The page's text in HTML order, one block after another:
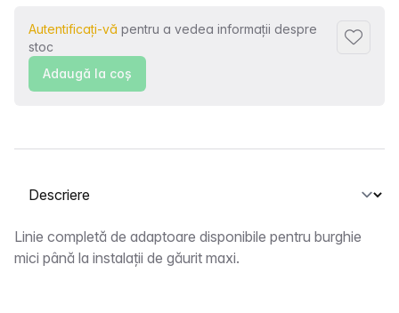
Autentificați-vă pentru a vedea informații despre
stoc
Adaugă la coş
Selectați o filă
Descriere
Linie completă de adaptoare disponibile pentru burghie
mici până la instalații de găurit maxi.